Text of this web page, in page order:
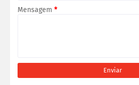
Mensagem *